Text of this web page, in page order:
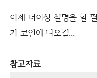
이제 더이상 설명을 할
기 코인에 나오길...
참고자료